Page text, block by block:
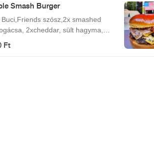
Smash Burger
Buci,Friends szósz,2x smashed
2xcheddar, sült hagyma,
Ft